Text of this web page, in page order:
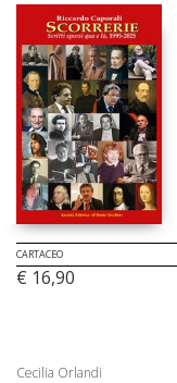
CARTACEO
€ 16,90
Cecilia Orlandi